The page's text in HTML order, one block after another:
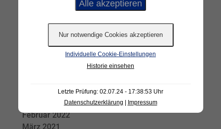
September 2025
März 2024
Januar 2024
November 2023
Januar 2023
Februar 2022
März 2021
Individuelle Cookie-Einstellungen
Historie einsehen
Letzte Prüfung: 02.07.24 - 17:38:53 Uhr
Datenschutzerklärung | Impressum